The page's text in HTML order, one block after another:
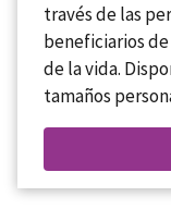
través de las
beneficiarios
de la vida.
tamaños